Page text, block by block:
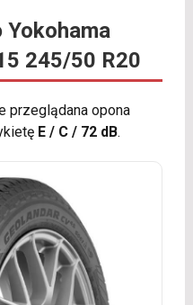
Yokohama
245/50 R20
przeglądana opona
E / C / 72 dB.